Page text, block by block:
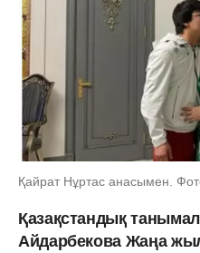
Қайрат Нұртас анасымен.
Қазақстандық
Айдарбекова Жаңа